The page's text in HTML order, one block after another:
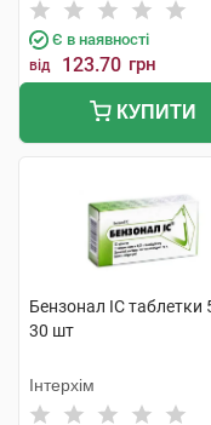
Є в наявності
від 123.70 грн
КУПИТИ
Бензонал IC таблетки
30 шт
Інтерхім